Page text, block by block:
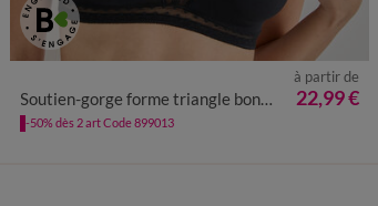
Soutien-gorge forme triangle bonnets moulés Paia- sans armatures
à partir de
22,99 €
-50% dès 2 art Code 899013